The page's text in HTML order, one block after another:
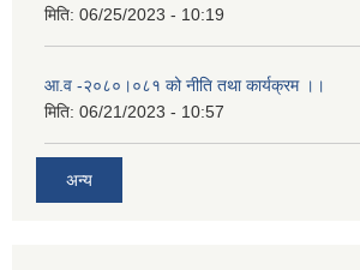
मिति: 06/25/2023 - 10:19
आ.व -२०८०।०८१ को नीति तथा कार्यक्रम ।।
मिति: 06/21/2023 - 10:57
अन्य